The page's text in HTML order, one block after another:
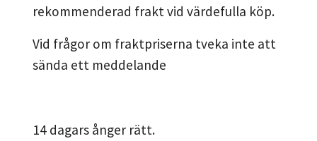
rekommenderad frakt vid värdefulla köp.
Vid frågor om fraktpriserna tveka inte att
sända ett meddelande
14 dagars ånger rätt.